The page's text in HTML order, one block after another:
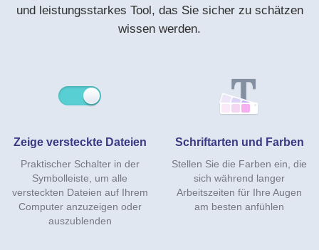
und leistungsstarkes Tool, das Sie sicher zu schätzen
wissen werden.
Zeige versteckte Dateien
Praktischer Schalter in der
Symbolleiste, um alle
versteckten Dateien auf Ihrem
Computer anzuzeigen oder
auszublenden
Schriftarten und Farben
Stellen Sie die Farben ein, die
sich während langer
Arbeitszeiten für Ihre Augen
am besten anfühlen